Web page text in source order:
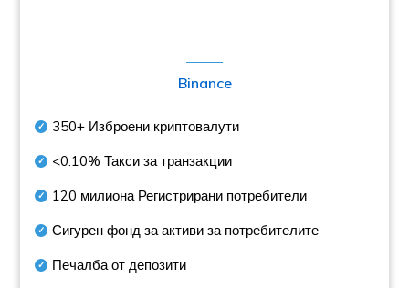
Binance
350+ Изброени криптовалути
<0.10% Такси за транзакции
120 милиона Регистрирани потребители
Сигурен фонд за активи за потребителите
Печалба от депозити